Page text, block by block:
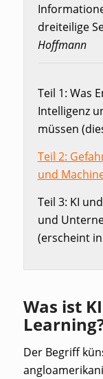
dreiteilige
Hoffmann
Teil 1: Was
Intelligenz
müssen
Teil 2:
und
Teil 3: KI
und
(erscheint
Was ist
Der Begriff